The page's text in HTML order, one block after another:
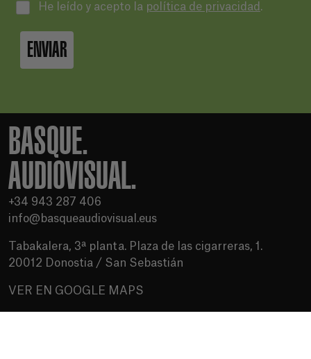
He leído y acepto la política de privacidad .
ENVIAR
BASQUE.
AUDIOVISUAL.
+34 943 287 406
info@basqueaudiovisual.eus
Tabakalera, 3ª planta. Plaza de las cigarreras, 1.
20012 Donostia / San Sebastián
VER EN GOOGLE MAPS